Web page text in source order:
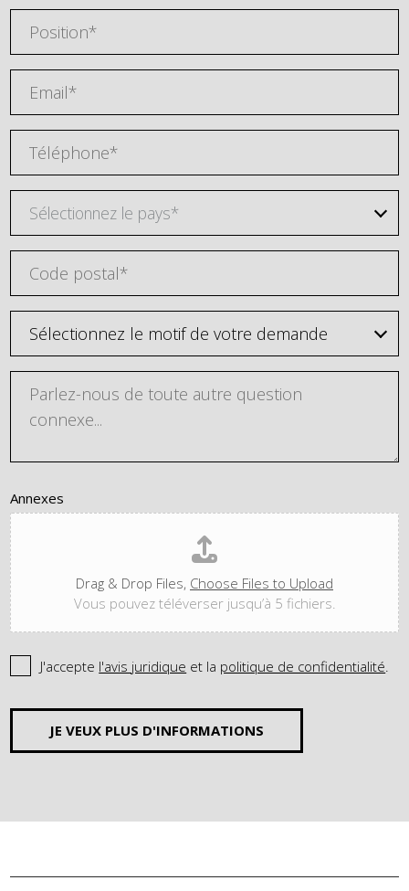
Sélectionnez le pays*
Annexes
Drag & Drop Files, Choose Files to Upload
Vous pouvez téléverser jusqu’à 5 fichiers.
J'accepte l'avis juridique et la politique de confidentialité.
JE VEUX PLUS D'INFORMATIONS